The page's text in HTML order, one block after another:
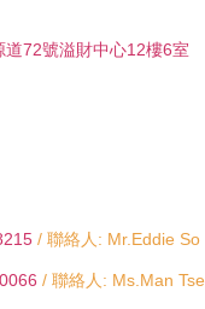
/ 聯絡人: Mr.Eddie So
/ 聯絡人: Ms.Man Tse
道72號溢財中心12樓6室